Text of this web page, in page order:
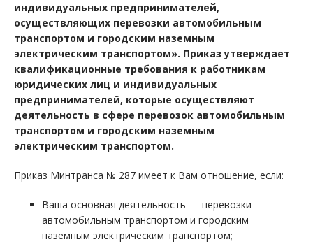
индивидуальных предпринимателей,
осуществляющих перевозки автомобильным
транспортом и городским наземным
электрическим транспортом». Приказ утверждает
квалификационные требования к работникам
юридических лиц и индивидуальных
предпринимателей, которые осуществляют
деятельность в сфере перевозок автомобильным
транспортом и городским наземным
электрическим транспортом.
Приказ Минтранса № 287 имеет к Вам отношение, если:
Ваша основная деятельность — перевозки
автомобильным транспортом и городским
наземным электрическим транспортом;